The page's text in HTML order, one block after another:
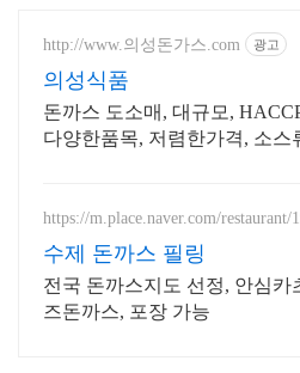
http://www.의성돈가스.com 광고
의성식품
돈까스 도소매, 대규모,
다양한품목, 저렴한가격, 소스
https://m.place.naver.com/restaurant/
수제 돈까스 필링
전국 돈까스지도 선정, 안심카
즈돈까스, 포장 가능